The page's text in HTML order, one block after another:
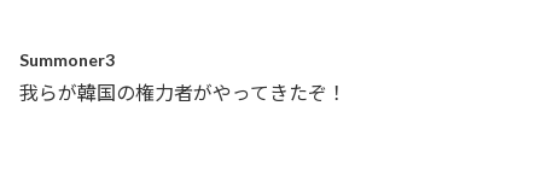
Summoner3
我らが韓国の権力者がやってきたぞ！